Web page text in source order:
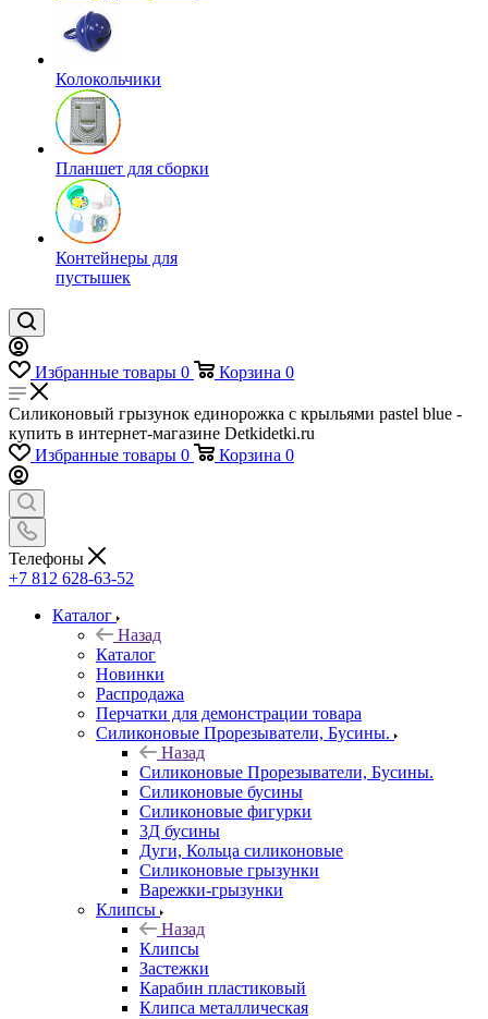
Колокольчики
Планшет для сборки
Контейнеры для
пустышек
Избранные товары 0 Корзина 0
Силиконовый грызунок единорожка с крыльями pastel blue -
купить в интернет-магазине Detkidetki.ru
Избранные товары 0 Корзина 0
Телефоны
+7 812 628-63-52
Каталог
Назад
Каталог
Новинки
Распродажа
Перчатки для демонстрации товара
Силиконовые Прорезыватели, Бусины.
Назад
Силиконовые Прорезыватели, Бусины.
Силиконовые бусины
Силиконовые фигурки
3Д бусины
Дуги, Кольца силиконовые
Силиконовые грызунки
Варежки-грызунки
Клипсы
Назад
Клипсы
Застежки
Карабин пластиковый
Клипса металлическая